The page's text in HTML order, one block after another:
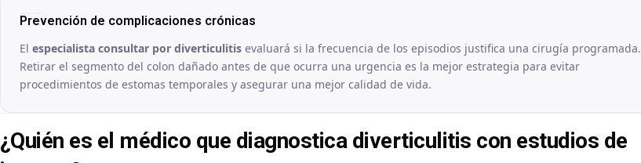
Prevención de complicaciones crónicas
El especialista consultar por diverticulitis evaluará si la frecuencia de los episodios justifica una cirugía programada.
Retirar el segmento del colon dañado antes de que ocurra una urgencia es la mejor estrategia para evitar
procedimientos de estomas temporales y asegurar una mejor calidad de vida.
¿Quién es el médico que diagnostica diverticulitis con estudios de